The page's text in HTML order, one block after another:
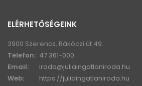
ELÉRHETŐSÉGEINK
3900 Szerencs, Rákóczi út 49.
Telefon: 47 361-000
Email:
iroda@juliaingatlaniroda.hu
Web:
https://juliaingatlaniroda.hu